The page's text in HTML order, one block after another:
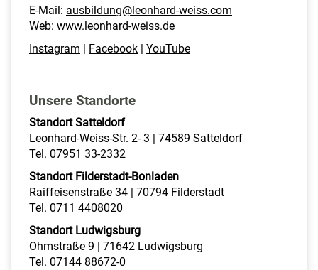
E-Mail: ausbildung@leonhard-weiss.com
Web: www.leonhard-weiss.de
Instagram
Facebook YouTube
Unsere Standorte
Standort Satteldorf
Leonhard-Weiss-Str. 2- 3 | 74589 Satteldorf
Tel. 07951 33-2332
Standort Filderstadt-Bonladen
Raiffeisenstraße 34 | 70794 Filderstadt
Tel. 0711 4408020
Standort Ludwigsburg
Ohmstraße 9 | 71642 Ludwigsburg
Tel. 07144 88672-0